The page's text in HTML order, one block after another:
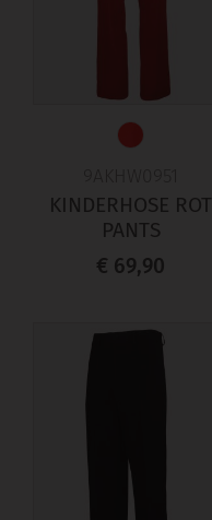
KINDERHOSE ROT
PANTS
€ 69,90